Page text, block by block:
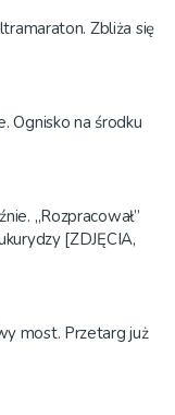
Zbliża się
Ognisko na środku
„Rozpracował”
[ZDJĘCIA,
most. Przetarg już